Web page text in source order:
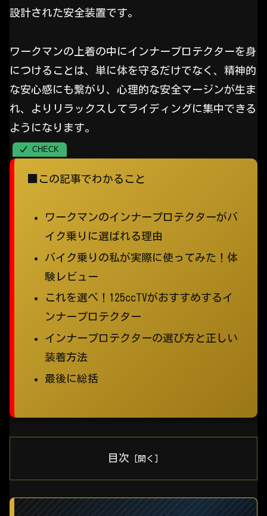
設計された安全装置です。
ワークマンの上着の中にインナープロテクターを身
につけることは、単に体を守るだけでなく、精神的
な安心感にも繋がり、心理的な安全マージンが生ま
れ、よりリラックスしてライディングに集中できる
ようになります。
■この記事でわかること
ワークマンのインナープロテクターがバ
イク乗りに選ばれる理由
バイク乗りの私が実際に使ってみた！体
験レビュー
これを選べ！125ccTVがおすすめするイ
ンナープロテクター
インナープロテクターの選び方と正しい
装着方法
最後に総括
目次